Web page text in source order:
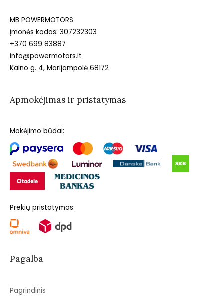
MB POWERMOTORS
Įmonės kodas: 307232303
+370 699 83887
info@powermotors.lt
Kalno g. 4, Marijampolė 68172
Apmokėjimas ir pristatymas
Mokėjimo būdai:
Prekių pristatymas:
Pagalba
Pagrindinis